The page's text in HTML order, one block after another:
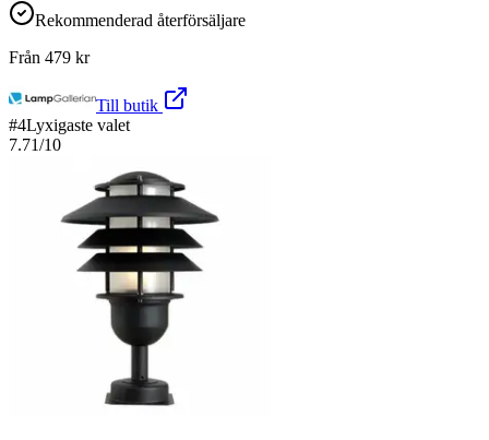
Rekommenderad återförsäljare
Från 479 kr
Till butik
#4Lyxigaste valet
7.71/10